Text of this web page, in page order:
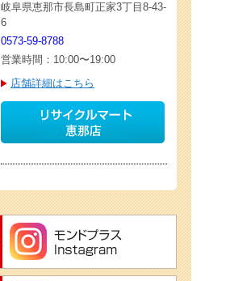
岐阜県恵那市長島町正家3丁目8-43-
6
0573-59-8788
営業時間：10:00〜19:00
店舗詳細はこちら